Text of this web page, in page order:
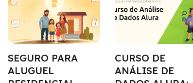
SEGURO PARA
ALUGUEL
CURSO DE
ANÁLISE DE